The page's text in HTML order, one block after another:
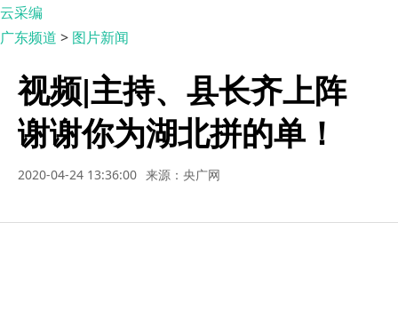
云采编
广东频道 > 图片新闻
视频|主持、县长齐上阵
谢谢你为湖北拼的单！
2020-04-24 13:36:00 来源：央广网